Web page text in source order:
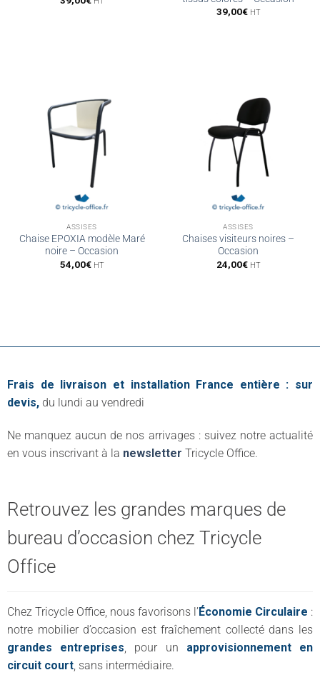
39,00€ HT
ASSISES
Chaise EPOXIA modèle Maré
noire – Occasion
54,00€ HT
ASSISES
Chaises visiteurs noires –
Occasion
24,00€ HT
Frais de livraison et installation France entière : sur
devis, du lundi au vendredi
Ne manquez aucun de nos arrivages : suivez notre actualité
en vous inscrivant à la newsletter Tricycle Office.
Retrouvez les grandes marques de
bureau d’occasion chez Tricycle
Office
Chez Tricycle Office, nous favorisons l’Économie Circulaire :
notre mobilier d’occasion est fraîchement collecté dans les
grandes entreprises, pour un approvisionnement en
circuit court, sans intermédiaire.